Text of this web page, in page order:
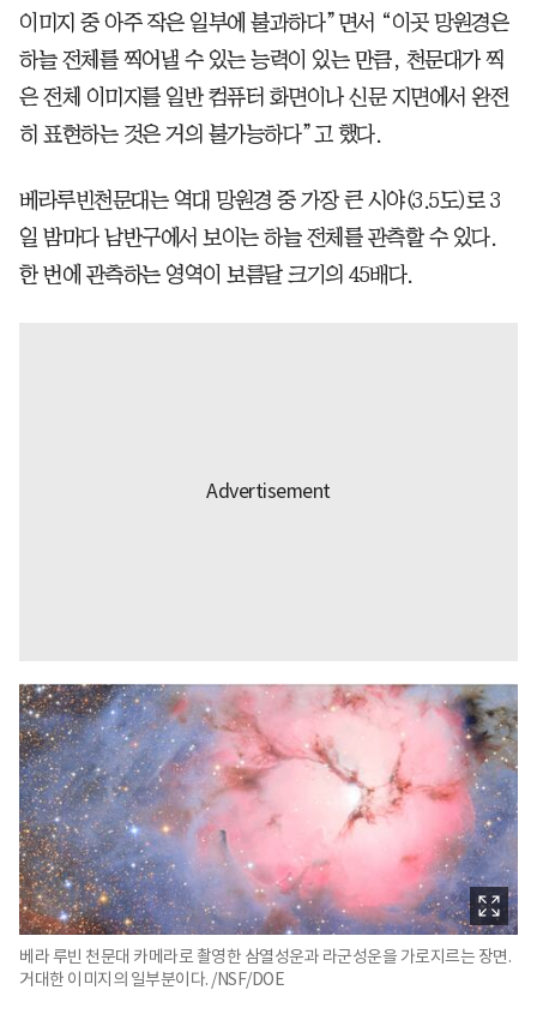
이미지 중 아주 작은 일부에 불과하다”면서 “이곳 망원경은
하늘 전체를 찍어낼 수 있는 능력이 있는 만큼, 천문대가 찍
은 전체 이미지를 일반 컴퓨터 화면이나 신문 지면에서 완전
히 표현하는 것은 거의 불가능하다”고 했다.
베라루빈천문대는 역대 망원경 중 가장 큰 시야(3.5도)로 3
일 밤마다 남반구에서 보이는 하늘 전체를 관측할 수 있다.
한 번에 관측하는 영역이 보름달 크기의 45배다.
베라 루빈 천문대 카메라로 촬영한 삼열성운과 라군성운을 가로지르는 장면.
거대한 이미지의 일부분이다. /NSF/DOE